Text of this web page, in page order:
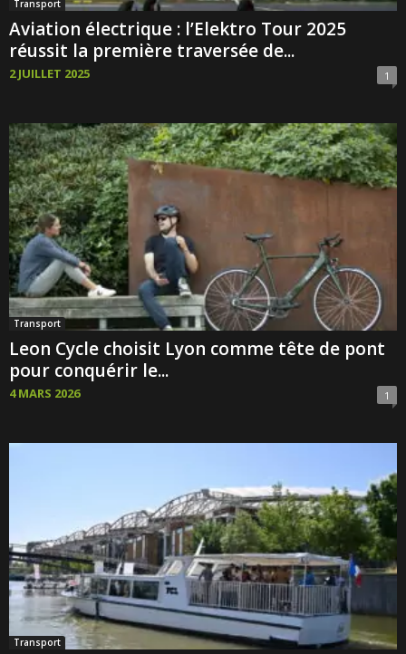
Transport
Aviation électrique : l’Elektro Tour 2025
réussit la première traversée de...
2 JUILLET 2025 1
Transport
Leon Cycle choisit Lyon comme tête de pont
pour conquérir le...
4 MARS 2026 1
Transport